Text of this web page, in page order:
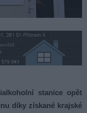
stanice opět
díky získané krajské